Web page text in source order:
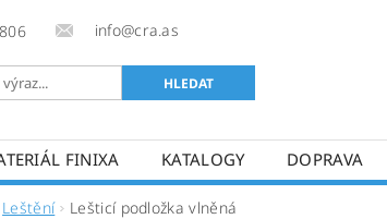
info@cra.as
FINIXA KATALOGY DOPRAVA
Leštění Lešticí podložka vlněná